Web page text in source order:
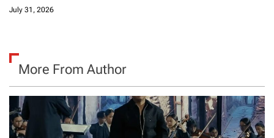
July 31, 2026
More From Author